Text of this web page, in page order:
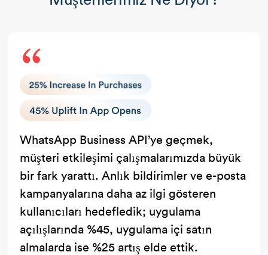
WhatsApp Business API’ye geçmek,
müşteri etkileşimi çalışmalarımızda büyük
bir fark yarattı. Anlık bildirimler ve e-posta
kampanyalarına daha az ilgi gösteren
kullanıcıları hedefledik; uygulama
açılışlarında %45, uygulama içi satın
almalarda ise %25 artış elde ettik.